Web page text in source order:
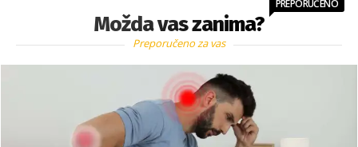
Možda vas zanima?
PREPORUČENO
Preporučeno za vas